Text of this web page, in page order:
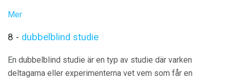
Mer
8 - dubbelblind studie
En dubbelblind studie är en typ av studie där varken
deltagarna eller experimenterna vet vem som får en